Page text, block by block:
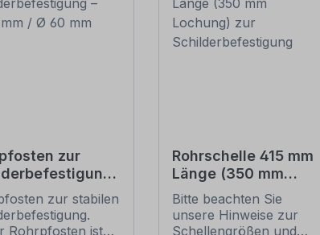
zur
mm / Ø 60
zur stabilen
Rohrpfosten ist
Rohrschelle 415 mm
Länge (350 mm
Lochung) zur
Schilderbefestigung
Bitte beachten Sie
unsere Hinweise zur
Schellengrößen und